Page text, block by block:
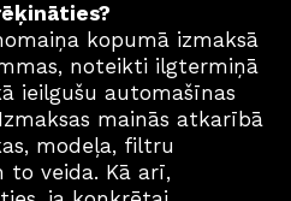
kopumā izmaksā
noteikti ilgtermiņā
ieilgušu automašīnas
mainās atkarībā
modeļa, filtru
to veida. Kā arī,